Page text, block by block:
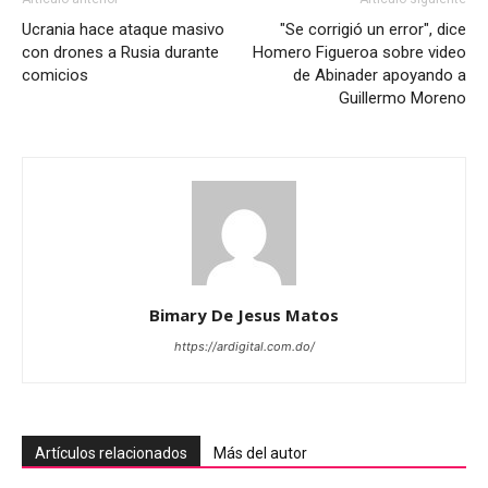
Ucrania hace ataque masivo
con drones a Rusia durante
comicios
"Se corrigió un error", dice
Homero Figueroa sobre video
de Abinader apoyando a
Guillermo Moreno
Bimary De Jesus Matos
https://ardigital.com.do/
Artículos relacionados Más del autor